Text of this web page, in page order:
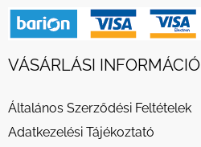
VÁSÁRLÁSI INFORMÁCIÓ
Általános Szerződési Feltételek
Adatkezelési Tájékoztató